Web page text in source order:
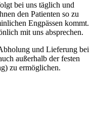
bei uns täglich und
den Patienten so zu
Engpässen kommt.
mit uns absprechen.
und Lieferung bei
außerhalb der festen
zu ermöglichen.